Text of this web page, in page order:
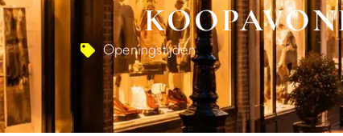
Openingstijden